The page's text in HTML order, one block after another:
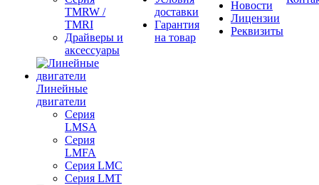
TMRW /
TMRI
Драйверы и
аксессуары
Линейные
двигатели
Серия
LMSA
Серия
LMFA
Серия LMC
Серия LMT
доставки
Гарантия
на товар
Новости
Лицензии
Реквизиты